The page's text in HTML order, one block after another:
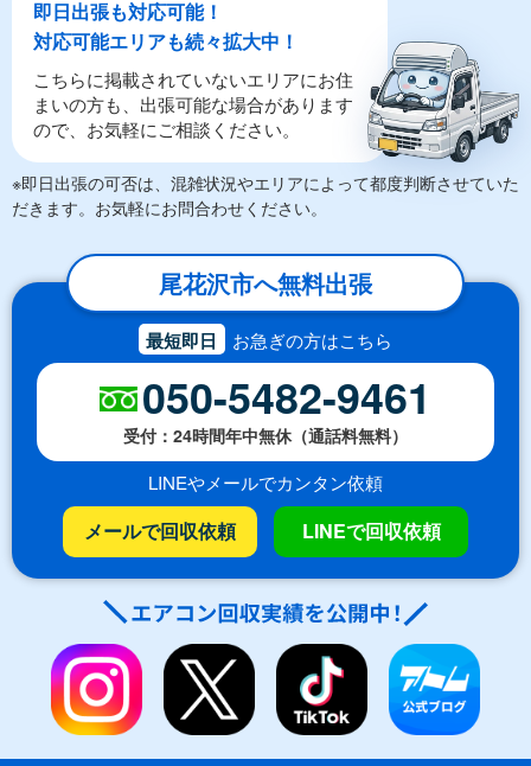
即日出張も対応可能！
対応可能エリアも続々拡大中！
こちらに掲載されていないエリアにお住
まいの方も、出張可能な場合があります
ので、お気軽にご相談ください。
※即日出張の可否は、混雑状況やエリアによって都度判断させていた
だきます。お気軽にお問合わせください。
尾花沢市へ無料出張
最短即日 お急ぎの方はこちら
050-5482-9461
受付：24時間年中無休（通話料無料）
LINEやメールでカンタン依頼
メールで回収依頼 LINEで回収依頼